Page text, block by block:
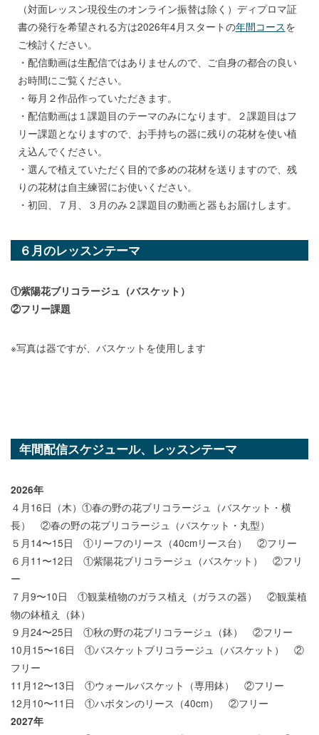
（対面レッスン現役生のオンライン振替は除く）ディプロマ証
書の発行を希望される方は2026年4月スタートの年間コースを
ご検討ください。
・配信動画は生配信ではありませんので、ご自身の都合の良い
お時間にご覧ください。
・毎月２作品作っていただきます。
・配信動画は１課題目のテーマのみになります。２課題目はフ
リー課題となりますので、お手持ちの器に残りの花材を使い植
え込んでください。
・選んで植えていただく目的で多めの花材を送りますので、残
りの花材は自主練習にお使いください。
・初回、７月、３月のみ２課題目の動画と器もお届けします。
６月のレッスンテーマ
①紫陽花ブリコラージュ（バスケット）
②フリー課題
※写真は器ですが、バスケットを使用します
年間配信スケジュール、レッスンテーマ
2026年
４月16日（木）①春の野の花ブリコラージュ（バスケット・横
長） ②春の野の花ブリコラージュ（バスケット・丸型）
５月14〜15日 ①リーフのリース（40cmリース台） ②フリー
６月11〜12日 ①紫陽花ブリコラージュ（バスケット） ②フリ
ー
７月9〜10日 ①観葉植物のガラス植え（ガラスの器） ②観葉植
物の鉢植え（鉢）
９月24〜25日 ①秋の野の花ブリコラージュ（鉢） ②フリー
10月15〜16日 ①バスケットブリコラージュ（バスケット） ②
フリー
11月12〜13日 ①ウォールバスケット（専用鉢） ②フリー
12月10〜11日 ①ハボタンのリース（40cm） ②フリー
2027年